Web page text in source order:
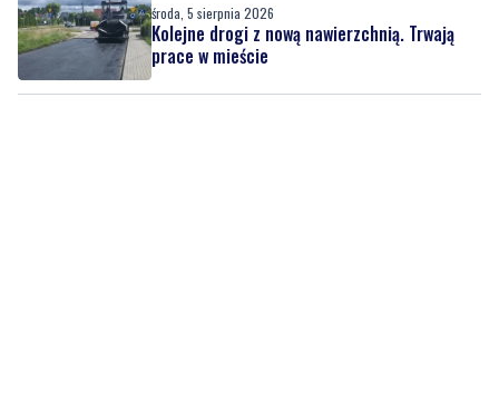
środa, 5 sierpnia 2026
Kolejne drogi z nową nawierzchnią. Trwają
prace w mieście